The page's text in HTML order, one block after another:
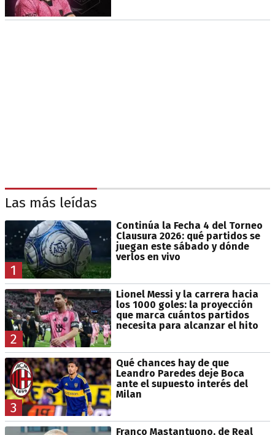
Las más leídas
1
Continúa la Fecha 4 del Torneo
Clausura 2026: qué partidos se
juegan este sábado y dónde
verlos en vivo
2
Lionel Messi y la carrera hacia
los 1000 goles: la proyección
que marca cuántos partidos
necesita para alcanzar el hito
3
Qué chances hay de que
Leandro Paredes deje Boca
ante el supuesto interés del
Milan
Franco Mastantuono, de Real